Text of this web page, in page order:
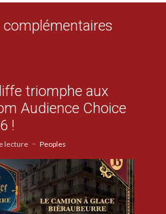
complémentaires
triomphe aux
Audience Choice
!
lecture Peoples